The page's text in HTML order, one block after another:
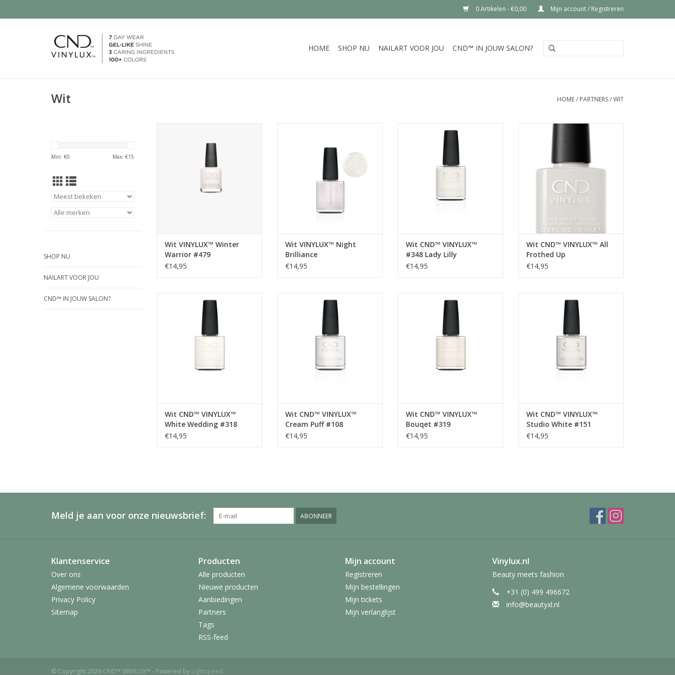
0 Artikelen - €0,00 Mijn account / Registreren
HOME SHOP NU NAILART VOOR JOU CND™ IN JOUW SALON?
Wit HOME/ PARTNERS/WIT
Min: €0 Max: €15
SHOP NU
NAILART VOOR JOU
CND™ IN JOUW SALON?
TOEVOEGEN AAN WINKELWAGEN
Wit VINYLUX™ Winter
Warrior #479
€14,95
TOEVOEGEN AAN WINKELWAGEN
Wit VINYLUX™ Night
Brilliance
€14,95
witte kleur. Semi-transparante
dekking
TOEVOEGEN AAN WINKELWAGEN
Wit CND™ VINYLUX™
#348 Lady Lilly
€14,95
een puur amandel wit.
TOEVOEGEN AAN WINKELWAGEN
Wit CND™ VINYLUX™ All
Frothed Up
€14,95
TOEVOEGEN AAN WINKELWAGEN
Wit CND™ VINYLUX™
White Wedding #318
€14,95
Perfecte kleur voor French
Manicure
TOEVOEGEN AAN WINKELWAGEN
Wit CND™ VINYLUX™
Cream Puff #108
€14,95
TOEVOEGEN AAN WINKELWAGEN
Wit CND™ VINYLUX™
Bouqet #319
€14,95
Witte kleur
TOEVOEGEN AAN WINKELWAGEN
Wit CND™ VINYLUX™
Studio White #151
€14,95
Meld je aan voor onze nieuwsbrief: ABONNEER
Klantenservice
Over ons
Algemene voorwaarden
Privacy Policy
Sitemap
Producten
Alle producten
Nieuwe producten
Aanbiedingen
Partners
Tags
RSS-feed
Mijn account
Registreren
Mijn bestellingen
Mijn tickets
Mijn verlanglijst
Vinylux.nl
Beauty meets fashion
+31 (0) 499 496672
info@beautyxl.nl
© Copyright 2026 CND™ VINYLUX™ - Powered by Lightspeed